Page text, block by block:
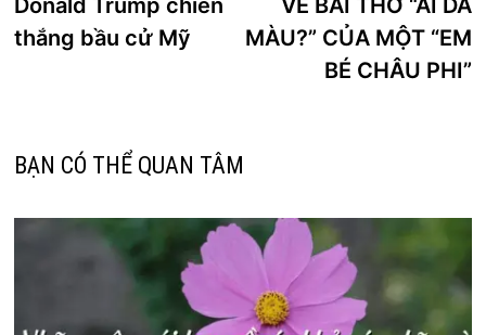
bài
Donald Trump chiến
thắng bầu cử Mỹ
VỀ BÀI THƠ “AI DA
MÀU?” CỦA MỘT “EM
BÉ CHÂU PHI”
BẠN CÓ THỂ QUAN TÂM